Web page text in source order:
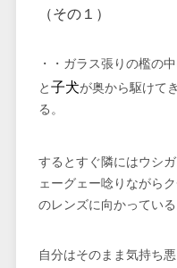
（その１）
・・ガラス張りの檻の
と子犬が奥から駆けて
る。
するとすぐ隣にはウシ
ェーグェー唸りながら
のレンズに向かっている
自分はそのまま気持ち